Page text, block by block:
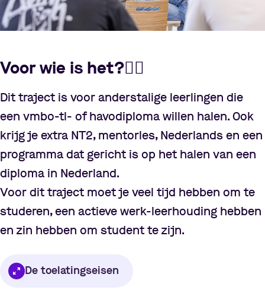
Voor wie is het?🧍‍♀️
Dit traject is voor anderstalige leerlingen die
een vmbo-tl- of havodiploma willen halen. Ook
krijg je extra NT2, mentorles, Nederlands en een
programma dat gericht is op het halen van een
diploma in Nederland.
Voor dit traject moet je veel tijd hebben om te
studeren, een actieve werk-leerhouding hebben
en zin hebben om student te zijn.
De toelatingseisen